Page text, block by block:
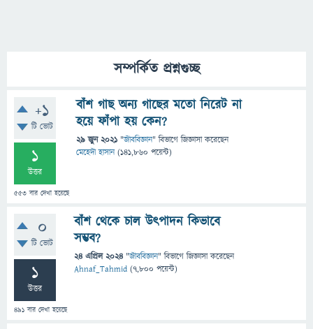
সম্পর্কিত প্রশ্নগুচ্ছ
+1
টি ভোট
1
উত্তর
553 বার দেখা হয়েছে
বাঁশ গাছ অন্য গাছের মতো নিরেট না
হয়ে ফাঁপা হয় কেন?
29 জুন 2021 "জীববিজ্ঞান" বিভাগে জিজ্ঞাসাকরেছেন
মেহেদী হাসান (141,860 পয়েন্ট)
0
টি ভোট
1
উত্তর
491 বার দেখা হয়েছে
বাঁশ থেকে চাল উৎপাদন কিভাবে
সম্ভব?
24 এপ্রিল 2024 "জীববিজ্ঞান" বিভাগে জিজ্ঞাসাকরেছেন
Ahnaf_Tahmid (7,800 পয়েন্ট)